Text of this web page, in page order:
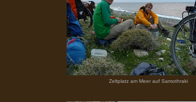
Zeltplatz am Meer auf Samothraki